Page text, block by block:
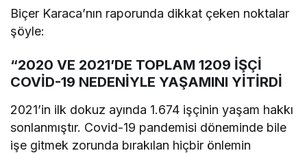
Biçer Karaca’nın raporunda dikkat çeken noktalar
şöyle:
“2020 VE 2021’DE TOPLAM 1209 İŞÇİ
COVİD-19 NEDENİYLE YAŞAMINI YİTİRDİ
2021’in ilk dokuz ayında 1.674 işçinin yaşam hakkı
sonlanmıştır. Covid-19 pandemisi döneminde bile
işe gitmek zorunda bırakılan hiçbir önlemin